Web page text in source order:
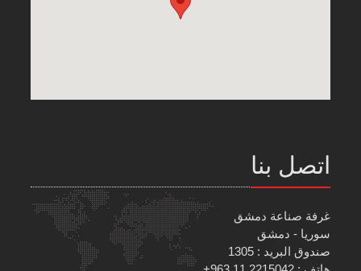
اتصل بنا
غرفة صناعة دمشق
سوريا - دمشق
صندوق البريد : 1305